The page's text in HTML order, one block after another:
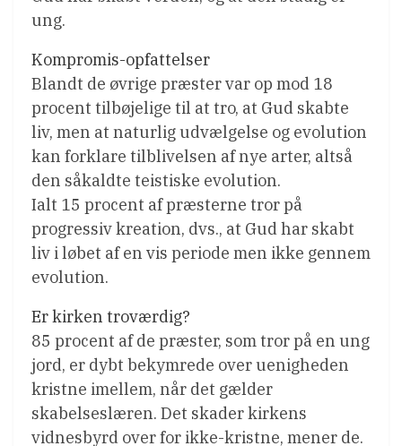
ung.
Kompromis-opfattelser
Blandt de øvrige præster var op mod 18
procent tilbøjelige til at tro, at Gud skabte
liv, men at naturlig udvælgelse og evolution
kan forklare tilblivelsen af nye arter, altså
den såkaldte teistiske evolution.
Ialt 15 procent af præsterne tror på
progressiv kreation, dvs., at Gud har skabt
liv i løbet af en vis periode men ikke gennem
evolution.
Er kirken troværdig?
85 procent af de præster, som tror på en ung
jord, er dybt bekymrede over uenigheden
kristne imellem, når det gælder
skabelseslæren. Det skader kirkens
vidnesbyrd over for ikke-kristne, mener de.